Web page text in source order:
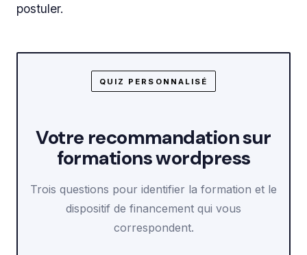
postuler.
QUIZ PERSONNALISÉ
Votre recommandation sur
formations wordpress
Trois questions pour identifier la formation et le
dispositif de financement qui vous
correspondent.